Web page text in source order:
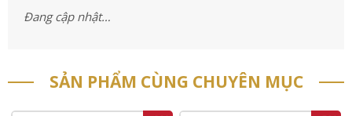
Đang cập nhật…
SẢN PHẨM CÙNG CHUYÊN MỤC